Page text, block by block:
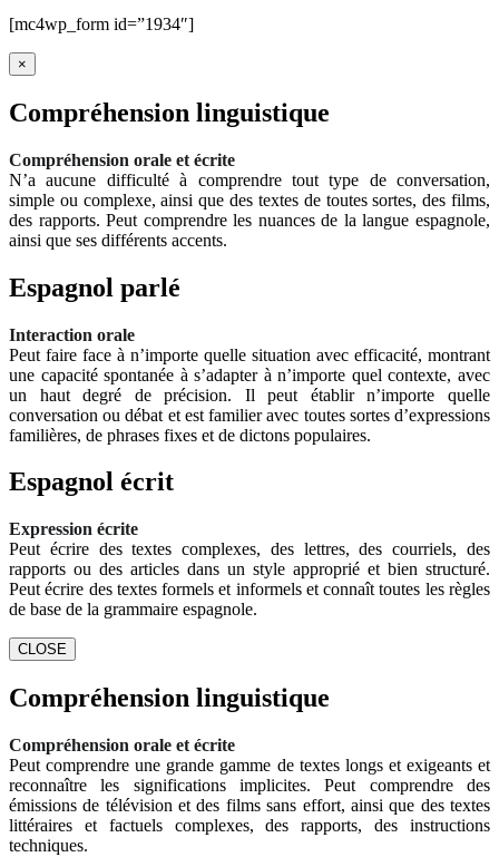
[mc4wp_form id=”1934″]
×
Compréhension linguistique
Compréhension orale et écrite
N’a aucune difficulté à comprendre tout type de conversation,
simple ou complexe, ainsi que des textes de toutes sortes, des films,
des rapports. Peut comprendre les nuances de la langue espagnole,
ainsi que ses différents accents.
Espagnol parlé
Interaction orale
Peut faire face à n’importe quelle situation avec efficacité, montrant
une capacité spontanée à s’adapter à n’importe quel contexte, avec
un haut degré de précision. Il peut établir n’importe quelle
conversation ou débat et est familier avec toutes sortes d’expressions
familières, de phrases fixes et de dictons populaires.
Espagnol écrit
Expression écrite
Peut écrire des textes complexes, des lettres, des courriels, des
rapports ou des articles dans un style approprié et bien structuré.
Peut écrire des textes formels et informels et connaît toutes les règles
de base de la grammaire espagnole.
CLOSE
Compréhension linguistique
Compréhension orale et écrite
Peut comprendre une grande gamme de textes longs et exigeants et
reconnaître les significations implicites. Peut comprendre des
émissions de télévision et des films sans effort, ainsi que des textes
littéraires et factuels complexes, des rapports, des instructions
techniques.